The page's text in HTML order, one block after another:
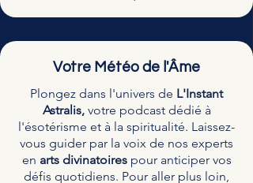
Votre Météo de l'Âme
Plongez dans l'univers de L'Instant
Astralis,votre podcast dédié à
l'ésotérisme et à la spiritualité. Laissez-
vous guider par la voix de nos experts
en arts divinatoires pour anticiper vos
défis quotidiens. Pour aller plus loin,